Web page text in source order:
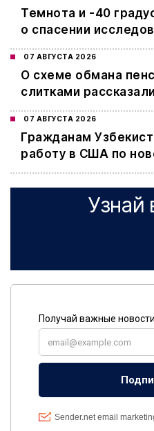
Темнота и -40
о спасении
07 АВГУСТА 2026
О схеме обмана
слитками
07 АВГУСТА 2026
Гражданам
работу в США по
Узнай